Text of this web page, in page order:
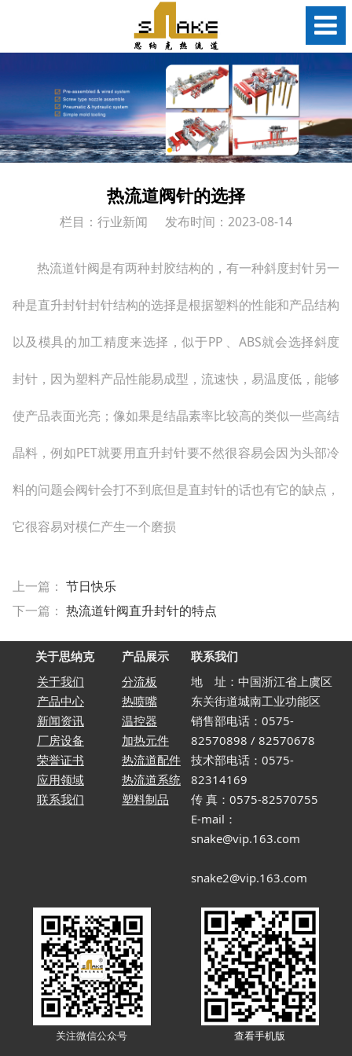
热流道阀针的选择
栏目：行业新闻 发布时间：2023-08-14
热流道针阀是有两种封胶结构的，有一种斜度封针另一
种是直升封针封针结构的选择是根据塑料的性能和产品结构
以及模具的加工精度来选择，似于PP 、ABS就会选择斜度
封针，因为塑料产品性能易成型，流速快，易温度低，能够
使产品表面光亮；像如果是结晶素率比较高的类似一些高结
晶料，例如PET就要用直升封针要不然很容易会因为头部冷
料的问题会阀针会打不到底但是直封针的话也有它的缺点，
它很容易对模仁产生一个磨损
上一篇： 节日快乐
下一篇： 热流道针阀直升封针的特点
关于思纳克
关于我们
产品中心
新闻资讯
厂房设备
荣誉证书
应用领域
联系我们
产品展示
分流板
热喷嘴
温控器
加热元件
热流道配件
热流道系统
塑料制品
联系我们
地 址：中国浙江省上虞区
东关街道城南工业功能区
销售部电话：0575-
82570898 / 82570678
技术部电话：0575-
82314169
传 真：0575-82570755
E-mail：
snake@vip.163.com
snake2@vip.163.com
关注微信公众号 查看手机版